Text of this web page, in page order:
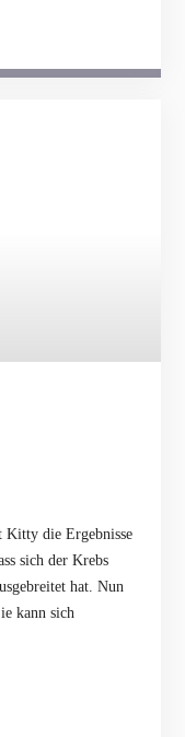
Kitty die Ergebnisse
sich der Krebs
hat. Nun
kann sich